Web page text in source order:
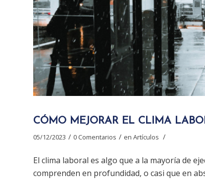
CÓMO MEJORAR EL CLIMA
05/12/2023 / 0 Comentarios / en Artículos /
El clima laboral es algo que a la mayoría de
comprenden en profundidad, o casi que en